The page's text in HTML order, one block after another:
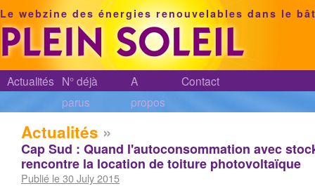
Le webzine des énergies renouvelables dans le
Actualités N° déjà
parus
A
propos
Contact
Actualités »
Cap Sud : Quand l'autoconsommation avec
rencontre la location de toiture photovoltaïque
Publié le 30 July 2015